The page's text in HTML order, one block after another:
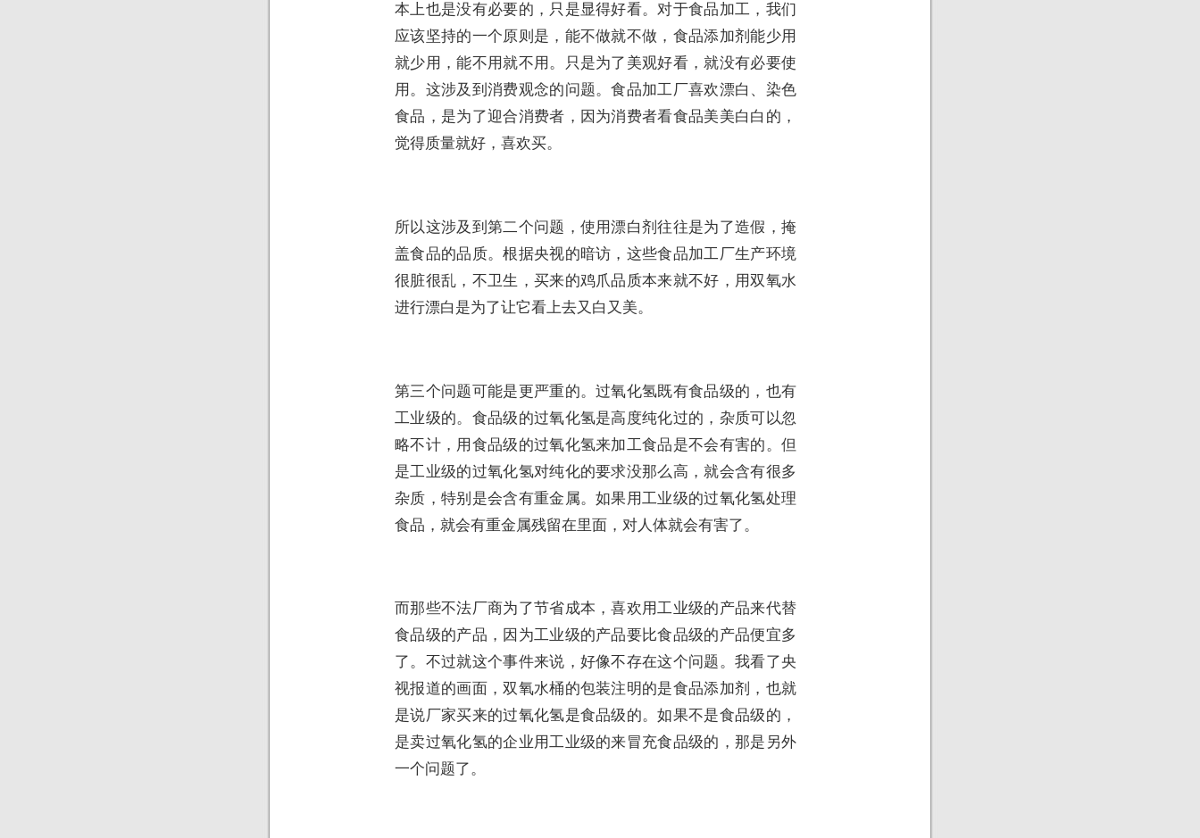
本上也是没有必要的，只是显得好看。对于食品加工，我们
应该坚持的一个原则是，能不做就不做，食品添加剂能少用
就少用，能不用就不用。只是为了美观好看，就没有必要使
用。这涉及到消费观念的问题。食品加工厂喜欢漂白、染色
食品，是为了迎合消费者，因为消费者看食品美美白白的，
觉得质量就好，喜欢买。
所以这涉及到第二个问题，使用漂白剂往往是为了造假，掩
盖食品的品质。根据央视的暗访，这些食品加工厂生产环境
很脏很乱，不卫生，买来的鸡爪品质本来就不好，用双氧水
进行漂白是为了让它看上去又白又美。
第三个问题可能是更严重的。过氧化氢既有食品级的，也有
工业级的。食品级的过氧化氢是高度纯化过的，杂质可以忽
略不计，用食品级的过氧化氢来加工食品是不会有害的。但
是工业级的过氧化氢对纯化的要求没那么高，就会含有很多
杂质，特别是会含有重金属。如果用工业级的过氧化氢处理
食品，就会有重金属残留在里面，对人体就会有害了。
而那些不法厂商为了节省成本，喜欢用工业级的产品来代替
食品级的产品，因为工业级的产品要比食品级的产品便宜多
了。不过就这个事件来说，好像不存在这个问题。我看了央
视报道的画面，双氧水桶的包装注明的是食品添加剂，也就
是说厂家买来的过氧化氢是食品级的。如果不是食品级的，
是卖过氧化氢的企业用工业级的来冒充食品级的，那是另外
一个问题了。